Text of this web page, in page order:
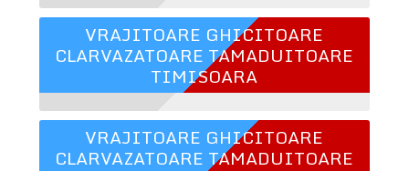
VRAJITOARE GHICITOARE
CLARVAZATOARE TAMADUITOARE
TIMISOARA
VRAJITOARE GHICITOARE
CLARVAZATOARE TAMADUITOARE